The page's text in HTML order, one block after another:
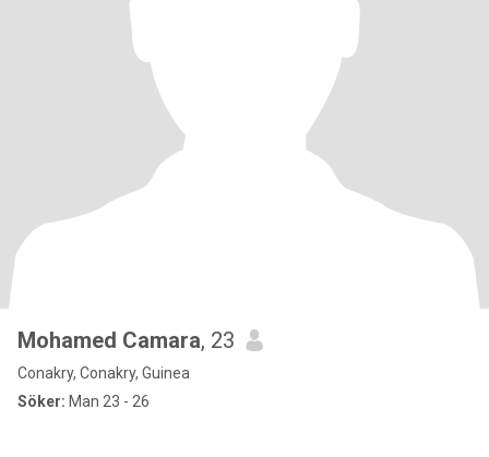
Mohamed Camara, 23
Conakry, Conakry, Guinea
Söker: Man 23 - 26